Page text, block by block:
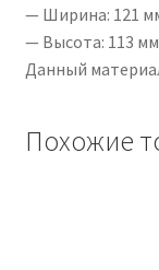
— Ширина: 121
— Высота: 113
Данный
Похожие